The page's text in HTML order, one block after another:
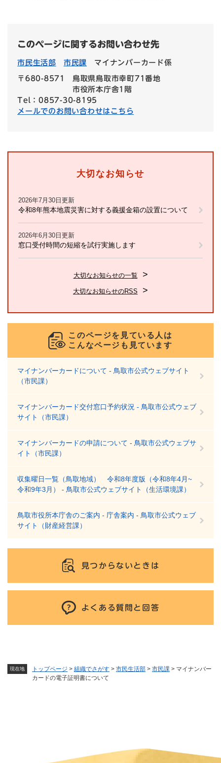
現在地 トップページ > 組織でさがす > 市民生活部 > 市民課 > マイナンバー
カードの電子証明書について
このページに関するお問い合わせ先
市民生活部 市民課 マイナンバーカード係
〒680-8571
鳥取県鳥取市幸町71番地
市役所本庁舎1階
Tel：0857-30-8195
メールでのお問い合わせはこちら
大切なお知らせ
2026年7月30日更新
令和8年熊本地震災害に対する義援金箱の設置について
2026年6月30日更新
窓口受付時間の短縮を試行実施します
大切なお知らせの一覧
大切なお知らせのRSS
このページを見ている人は
こんなページも見ています
マイナンバーカードについて - 鳥取市公式ウェブサイト
（市民課）
マイナンバーカード交付窓口予約状況 - 鳥取市公式ウェブ
サイト（市民課）
マイナンバーカードの申請について - 鳥取市公式ウェブサ
イト（市民課）
収集曜日一覧（鳥取地域） 令和8年度版（令和8年4月~
令和9年3月） - 鳥取市公式ウェブサイト（生活環境課）
鳥取市役所本庁舎のご案内 - 庁舎案内 - 鳥取市公式ウェブ
サイト（財産経営課）
見つからないときは
よくある質問と回答